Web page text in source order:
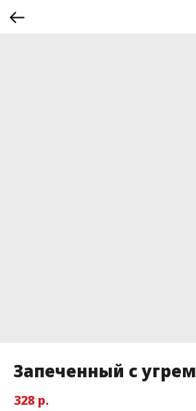
Запеченный с угрем
328 р.